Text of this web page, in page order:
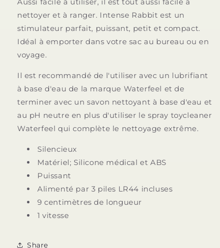
nettoyer et à ranger. Intense Rabbit est un
stimulateur parfait, puissant, petit et compact.
Idéal à emporter dans votre sac au bureau ou en
voyage.
Il est recommandé de l'utiliser avec un lubrifiant
à base d'eau de la marque Waterfeel et de
terminer avec un savon nettoyant à base d'eau et
au pH neutre en plus d'utiliser le spray toycleaner
Waterfeel qui complète le nettoyage extrême.
Silencieux
Matériel; Silicone médical et ABS
Puissant
Alimenté par 3 piles LR44 incluses
9 centimètres de longueur
1 vitesse
Share